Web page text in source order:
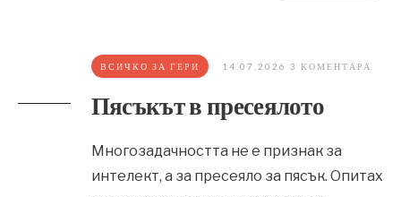
ВСИЧКО ЗА ГЕРИ 14.07.2026 3 КОМЕНТАРА
Пясъкът в пресеялото
Многозадачността не е признак за
интелект, а за пресеяло за пясък. Опитах